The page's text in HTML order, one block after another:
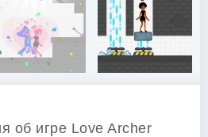
об игре Love Archer